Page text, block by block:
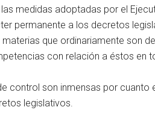
medidas adoptadas por el
permanente a los decretos
que ordinariamente son
con relación a éstos en
control son inmensas por
legislativos.